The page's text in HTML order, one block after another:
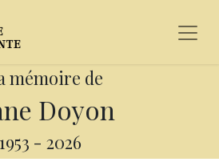
mémoire de
Doyon
1953 - 2026